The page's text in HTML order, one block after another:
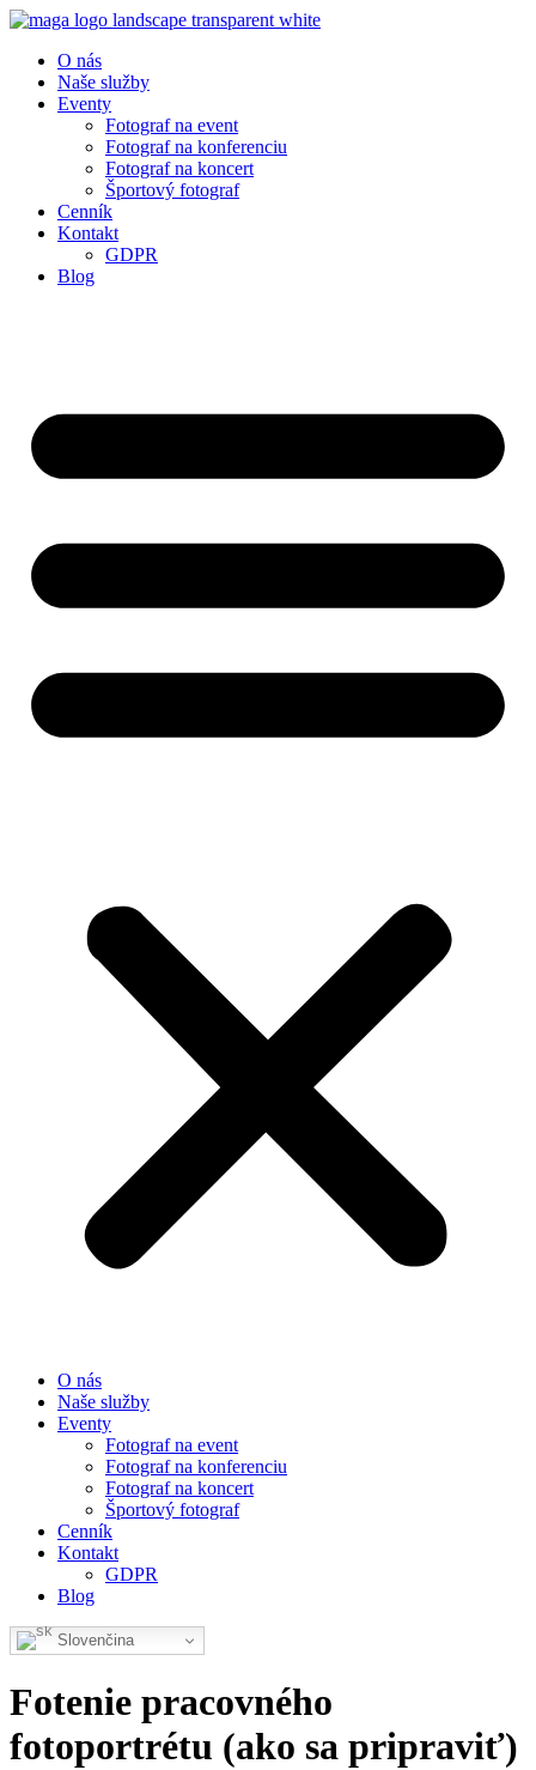
O nás
Naše služby
Eventy
Fotograf na event
Fotograf na konferenciu
Fotograf na koncert
Športový fotograf
Cenník
Kontakt
GDPR
Blog
O nás
Naše služby
Eventy
Fotograf na event
Fotograf na konferenciu
Fotograf na koncert
Športový fotograf
Cenník
Kontakt
GDPR
Blog
Slovenčina
Fotenie pracovného
fotoportrétu (ako sa pripraviť)